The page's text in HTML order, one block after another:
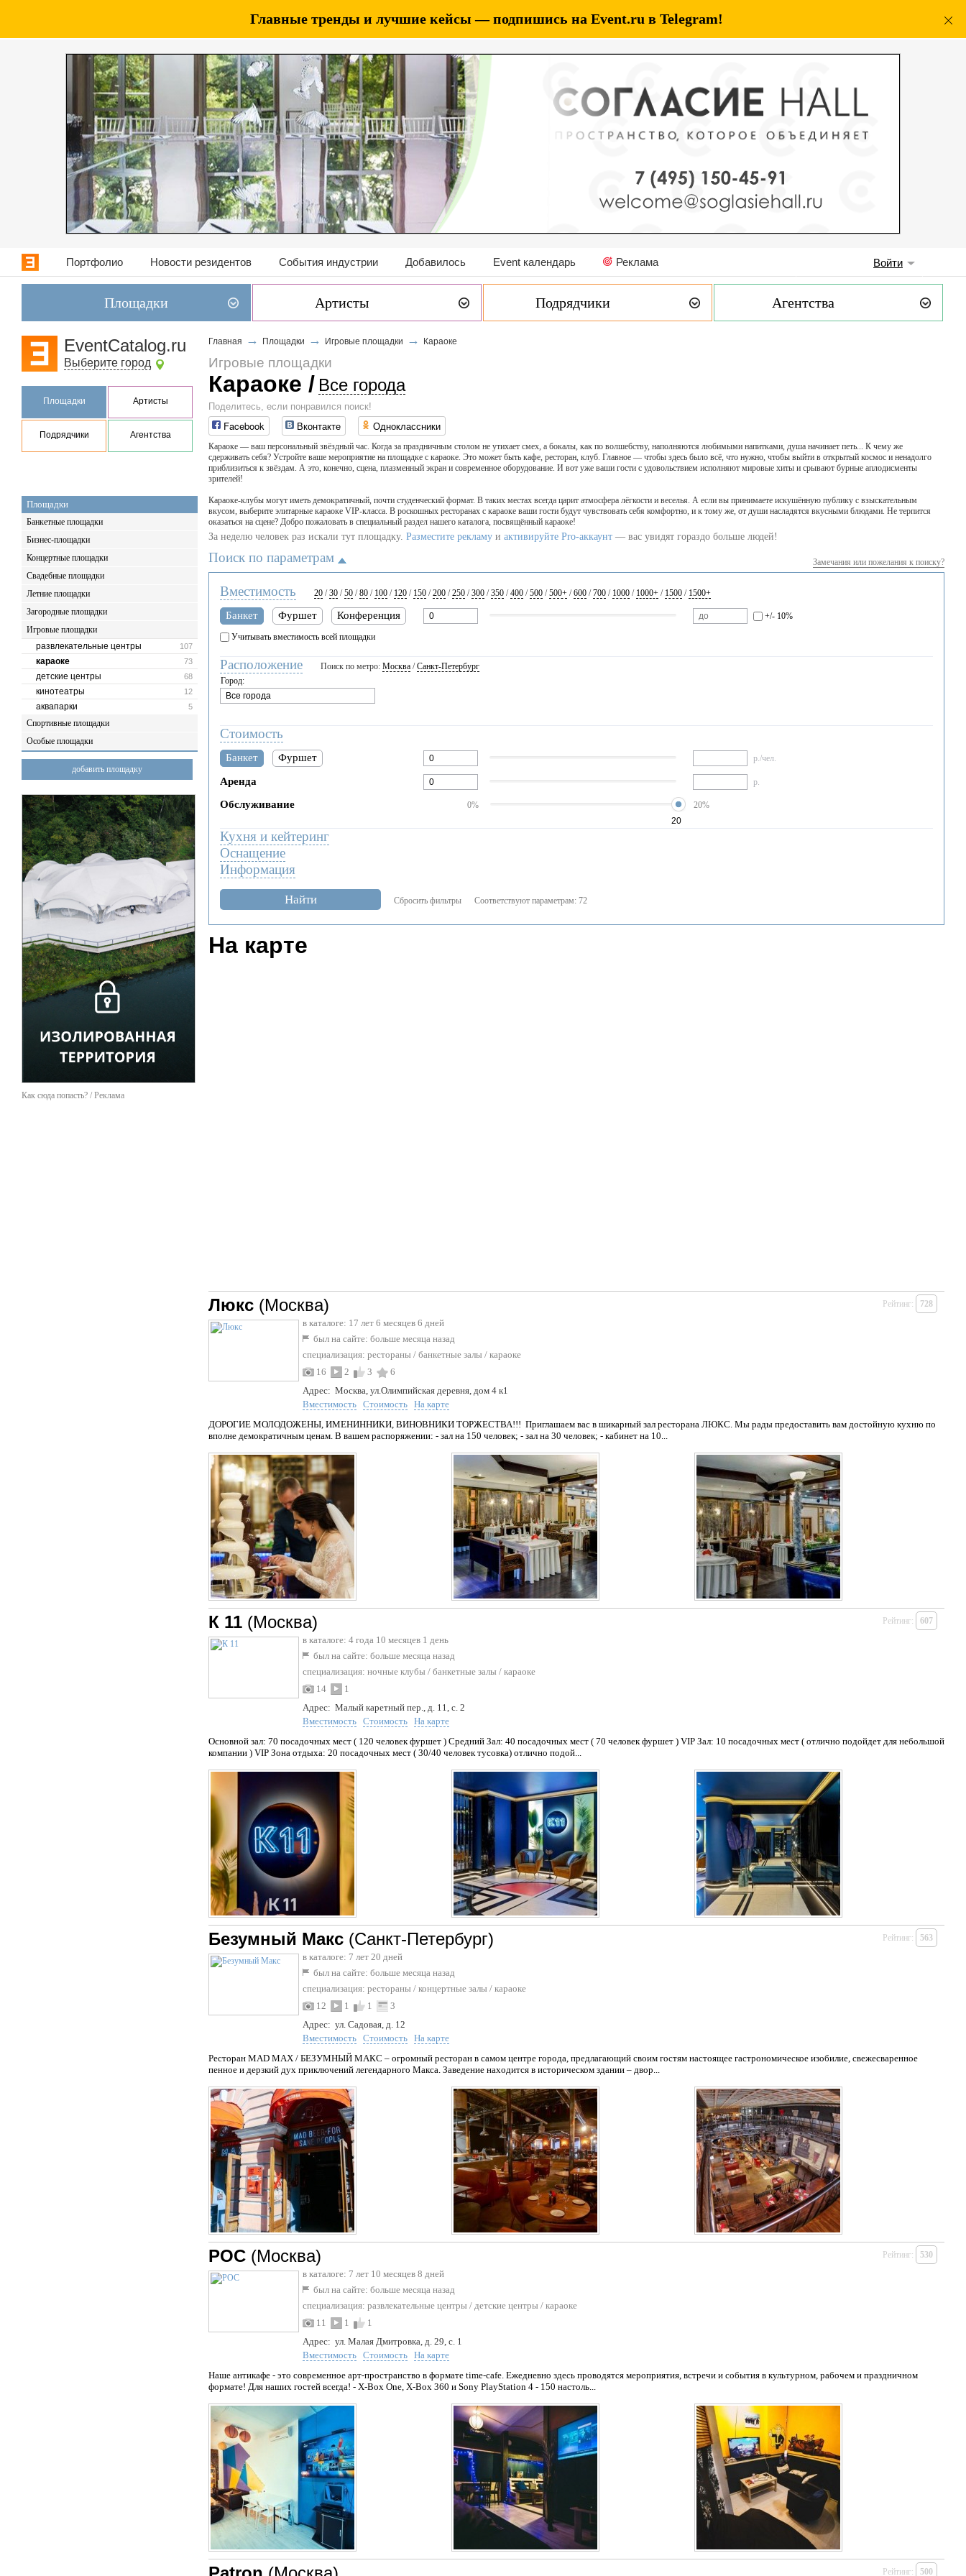
Главные тренды и лучшие кейсы — подпишись на Event.ru в Telegram!
Портфолио Новости резидентов События индустрии Добавилось Event календарь Реклама Войти
Площадки Артисты Подрядчики Агентства
EventCatalog.ru
Выберите город
Площадки Артисты
Подрядчики Агентства
Площадки
Банкетные площадки
Бизнес-площадки
Концертные площадки
Свадебные площадки
Летние площадки
Загородные площадки
Игровые площадки
107
развлекательные центры
73
караоке
68
детские центры
12
кинотеатры
5
аквапарки
Спортивные площадки
Особые площадки
добавить площадку
Как сюда попасть? / Реклама
Главная → Площадки → Игровые площадки → Караоке
Игровые площадки
Караоке / Все города
Поделитесь, если понравился поиск!
Facebook Вконтакте Одноклассники
Караоке — ваш персональный звёздный час. Когда за праздничным столом не утихает смех, а бокалы, как по волшебству, наполняются любимыми напитками, душа начинает петь... К чему же
сдерживать себя? Устройте ваше мероприятие на площадке с караоке. Это может быть кафе, ресторан, клуб. Главное — чтобы здесь было всё, что нужно, чтобы выйти в открытый космос и ненадолго
приблизиться к звёздам. А это, конечно, сцена, плазменный экран и современное оборудование. И вот уже ваши гости с удовольствием исполняют мировые хиты и срывают бурные аплодисменты
зрителей!
Караоке-клубы могут иметь демократичный, почти студенческий формат. В таких местах всегда царит атмосфера лёгкости и веселья. А если вы принимаете искушённую публику с взыскательным
вкусом, выберите элитарные караоке VIP-класса. В роскошных ресторанах с караоке ваши гости будут чувствовать себя комфортно, и к тому же, от души насладятся вкусными блюдами. Не терпится
оказаться на сцене? Добро пожаловать в специальный раздел нашего каталога, посвящённый караоке!
За неделю человек раз искали тут площадку. Разместите рекламу и активируйте Pro-аккаунт — вас увидят гораздо больше людей!
Замечания или пожелания к поиску?
Поиск по параметрам
Вместимость 20 /30 /50 /80 / 100 / 120 / 150 /200 /250 /300 /350 /400 /500 /500+ /600 /700 / 1000 / 1000+ / 1500 / 1500+
Банкет Фуршет Конференция +/- 10%
Учитывать вместимость всей площадки
Расположение Поиск по метро: Москва /Санкт-Петербург
Город:
Стоимость
Банкет Фуршет р./чел.
Аренда р.
Обслуживание 0% 20%
Кухня и кейтеринг
Оснащение
Информация
Найти Сбросить фильтры Соответствуют параметрам: 72
На карте
Люкс (Москва)
в каталоге: 17 лет 6 месяцев 6 дней
был на сайте: больше месяца назад
специализация: рестораны / банкетные залы / караоке
16
2 3
6
Адрес: Москва, ул.Олимпийская деревня, дом 4 к1
Вместимость Стоимость На карте
ДОРОГИЕ МОЛОДОЖЕНЫ, ИМЕНИННИКИ, ВИНОВНИКИ ТОРЖЕСТВА!!! Приглашаем вас в шикарный зал ресторана ЛЮКС. Мы рады предоставить вам достойную кухню по
вполне демократичным ценам. В вашем распоряжении: - зал на 150 человек; - зал на 30 человек; - кабинет на 10...
Рейтинг: 728
К 11 (Москва)
в каталоге: 4 года 10 месяцев 1 день
был на сайте: больше месяца назад
специализация: ночные клубы / банкетные залы / караоке
14
1
Адрес: Малый каретный пер., д. 11, с. 2
Вместимость Стоимость На карте
Основной зал: 70 посадочных мест ( 120 человек фуршет ) Средний Зал: 40 посадочных мест ( 70 человек фуршет ) VIP Зал: 10 посадочных мест ( отлично подойдет для небольшой
компании ) VIP Зона отдыха: 20 посадочных мест ( 30/40 человек тусовка) отлично подой...
Рейтинг: 607
Безумный Макс (Санкт-Петербург)
в каталоге: 7 лет 20 дней
был на сайте: больше месяца назад
специализация: рестораны / концертные залы / караоке
12
1 1
3
Адрес: ул. Садовая, д. 12
Вместимость Стоимость На карте
Ресторан MAD MAX / БЕЗУМНЫЙ МАКС – огромный ресторан в самом центре города, предлагающий своим гостям настоящее гастрономическое изобилие, свежесваренное
пенное и дерзкий дух приключений легендарного Макса. Заведение находится в историческом здании – двор...
Рейтинг: 563
РОС (Москва)
в каталоге: 7 лет 10 месяцев 8 дней
был на сайте: больше месяца назад
специализация: развлекательные центры / детские центры / караоке
11
1
1
Адрес: ул. Малая Дмитровка, д. 29, с. 1
Вместимость Стоимость На карте
Наше антикафе - это современное арт-пространство в формате time-cafe. Ежедневно здесь проводятся мероприятия, встречи и события в культурном, рабочем и праздничном
формате! Для наших гостей всегда! - X-Box One, Х-Box 360 и Sony PlayStation 4 - 150 настоль...
Рейтинг: 530
Рейтинг: 500